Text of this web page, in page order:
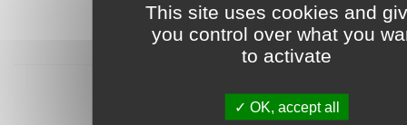
This site uses cookies and
you control over what you
to activate
OK, accept all
Connexion